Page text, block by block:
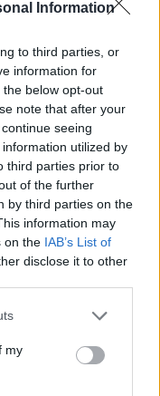
Information
to third parties, or
information for
below opt-out
note that after your
seeing
utilized by
third parties prior to
of the further
by third parties on the
information may
on the IAB’s List of
disclose it to other
or more Google
You may click to
third-party tags to
in below Google
my
no 9.00 līdz
jūs tracina?
izceļ četrus
datumus,
ir īpaši svarīga